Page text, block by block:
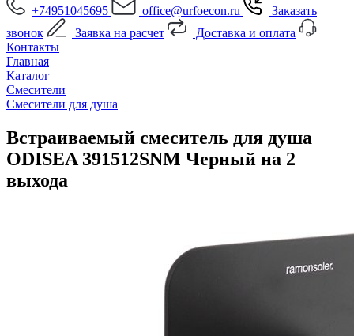
+74951045695 office@urfoecon.ru
Заказать
звонок
Заявка на расчет
Доставка и оплата
Контакты
Главная
Каталог
Смесители
Смесители для душа
Встраиваемый смеситель для душа
ODISEA 391512SNM Черный на 2
выхода